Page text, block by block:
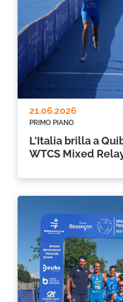
L'Italia brilla a
WTCS Mixed
PRIMO PIANO
21.06.2026